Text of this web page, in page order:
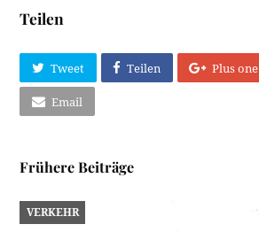
Teilen
Tweet Teilen Plus one
Email
Frühere Beiträge
VERKEHR